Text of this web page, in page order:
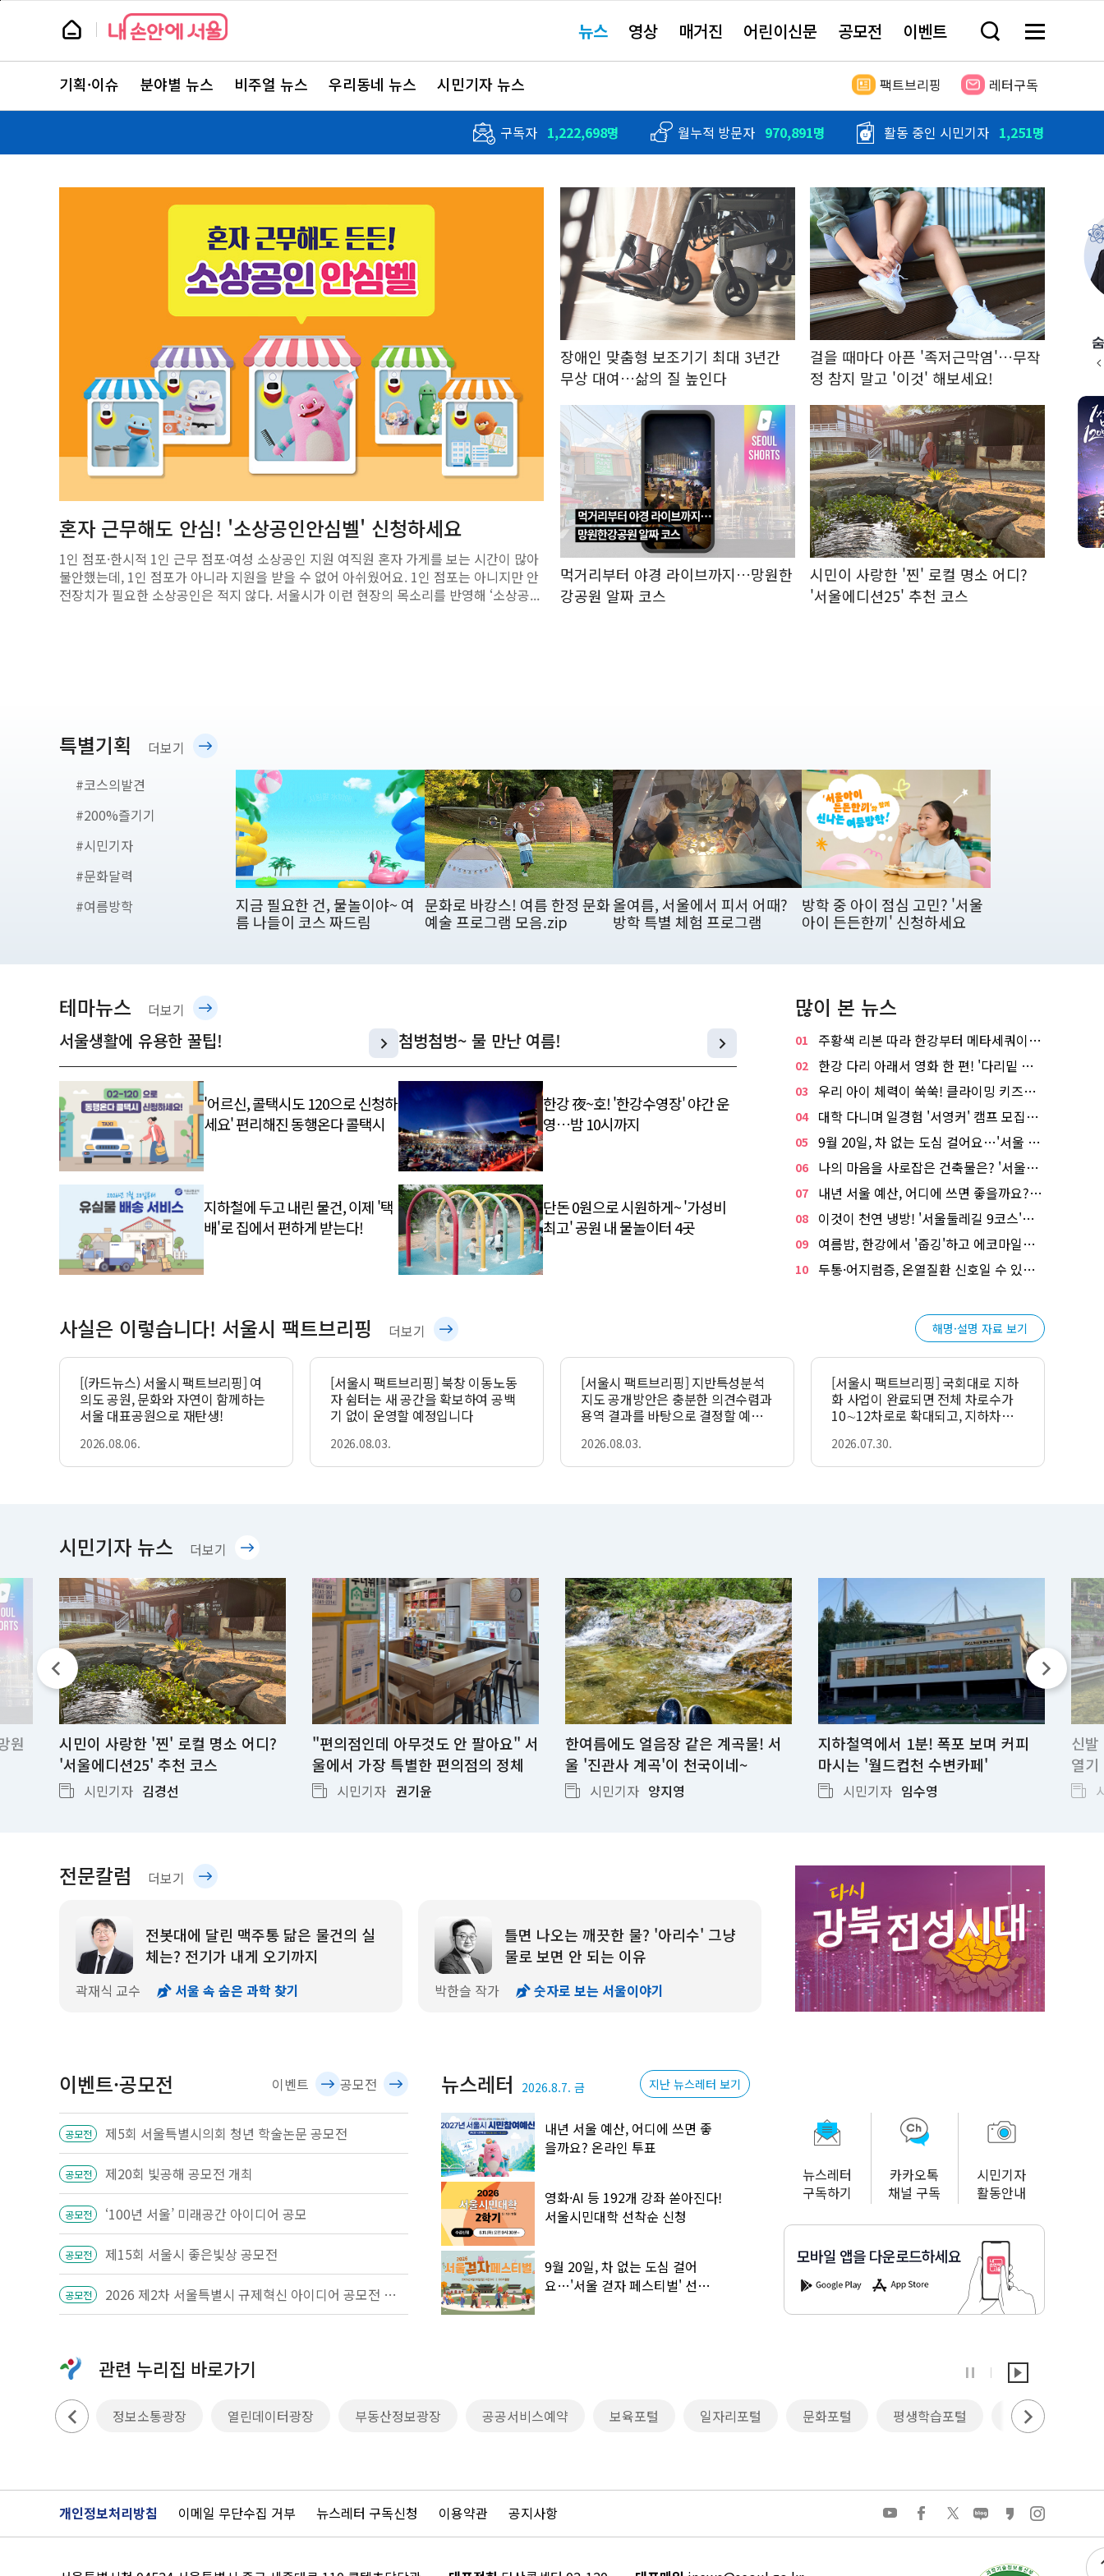
본
뉴
스 요뉴스 영상 매거진 어린이신문 공모전 이벤트 검
창
기
메
전
보
뉴
스
주
서
바
기
기획·이슈 분야별 뉴스 비주얼 뉴스 우리동네 뉴스 시민기자 뉴스 팩트브리핑 레터구독
구독자 1,222,698명 월누적 방문자 970,891명 활동 중인 시민기자 1,251명
혼자 근무해도 안심! '소상공인안심벨' 신청하세요
1인 점포·한시적 1인 근무 점포·여성 소상공인 지원 여직원 혼자 가게를 보는 시간이 많아
불안했는데, 1인 점포가 아니라 지원을 받을 수 없어 아쉬웠어요. 1인 점포는 아니지만 안
전장치가 필요한 소상공인은 적지 않다. 서울시가 이런 현장의 목소리를 반영해 ‘소상공...
장애인 맞춤형 보조기기 최대 3년간
무상 대여…삶의 질 높인다
걸을 때마다 아픈 '족저근막염'…무작
정 참지 말고 '이것' 해보세요!
먹거리부터 야경 라이브까지…망원한
강공원 알짜 코스
시민이 사랑한 '찐' 로컬 명소 어디?
'서울에디션25' 추천 코스
특별기획
특
획
더보기
#코스의발견
#200%즐기기
#시민기자
#문화달력
#여름방학
지금 필요한 건, 물놀이야~ 여
름 나들이 코스 짜드림
문화로 바캉스! 여름 한정 문화
예술 프로그램 모음.zip
올여름, 서울에서 피서 어때?
방학 특별 체험 프로그램
방학 중 아이 점심 고민? '서울
아이 든든한끼' 신청하세요
테마뉴스
테
마
스
더보기
서울생활에 유용한 꿀팁!
'어르신, 콜택시도 120으로 신청하
세요' 편리해진 동행온다 콜택시
지하철에 두고 내린 물건, 이제 '택
배'로 집에서 편하게 받는다!
첨벙첨벙~ 물 만난 여름!
한강 夜~호! '한강수영장' 야간 운
영…밤 10시까지
단돈 0원으로 시원하게~ '가성비
최고' 공원 내 물놀이터 4곳
많이 본 뉴스
01 주황색 리본 따라 한강부터 메타세쿼이아 숲길까지…서울둘레길 15코스
02 한강 다리 아래서 영화 한 편! '다리밑 영화관' 무료 상영
03 우리 아이 체력이 쑥쑥! 클라이밍 키즈카페·어린이 체력장
04 대학 다니며 일경험 '서영커' 캠프 모집…전액 무료
05 9월 20일, 차 없는 도심 걸어요…'서울 걷자 페스티벌' 선착순 5천명
06 나의 마음을 사로잡은 건축물은? '서울시 건축상' 수상작 공개!
07 내년 서울 예산, 어디에 쓰면 좋을까요? 온라인 투표
08 이것이 천연 냉방! '서울둘레길 9코스'로 숲속 피서 떠나볼까
09 여름밤, 한강에서 '줍깅'하고 에코마일리지도 줍줍!
10 두통·어지럼증, 온열질환 신호일 수 있어요! 폭염대비 건강수칙
사실은 이렇습니다! 서울시 팩트브리핑
사
실
은
이
렇
습
시
팩
트
브
리
핑
더보기 해명·설명 자료 보기
[(카드뉴스) 서울시 팩트브리핑] 여
의도 공원, 문화와 자연이 함께하는
서울 대표공원으로 재탄생!
2026.08.06.
[서울시 팩트브리핑] 북창 이동노동
자 쉼터는 새 공간을 확보하여 공백
기 없이 운영할 예정입니다
2026.08.03.
[서울시 팩트브리핑] 지반특성분석
지도 공개방안은 충분한 의견수렴과
용역 결과를 바탕으로 결정할 예정
2026.08.03.
[서울시 팩트브리핑] 국회대로 지하
화 사업이 완료되면 전체 차로수가
10∼12차로로 확대되고, 지하차도
되어 교통환경이 향상됩니다.
2026.07.30.
시민기자 뉴스
시
민
기
자
더보기
원
시민이 사랑한 '찐' 로컬 명소 어디?
'서울에디션25' 추천 코스
시민기자 김경선
"편의점인데 아무것도 안 팔아요" 서
울에서 가장 특별한 편의점의 정체
시민기자 권기윤
한여름에도 얼음장 같은 계곡물! 서
울 '진관사 계곡'이 천국이네~
시민기자 양지영
지하철역에서 1분! 폭포 보며 커피
마시는 '월드컵천 수변카페'
시민기자 임수영
신
열
전문칼럼
전
칼
럼
더보기
전봇대에 달린 맥주통 닮은 물건의 실
체는? 전기가 내게 오기까지
곽재식 교수 서울 속 숨은 과학 찾기
틀면 나오는 깨끗한 물? '아리수' 그냥
물로 보면 안 되는 이유
박한슬 작가 숫자로 보는 서울이야기
이벤트·공모전
공모전 제5회 서울특별시의회 청년 학술논문 공모전
공모전 제20회 빛공해 공모전 개최
공모전 ‘100년 서울’ 미래공간 아이디어 공모
공모전 제15회 서울시 좋은빛상 공모전
공모전 2026 제2차 서울특별시 규제혁신 아이디어 공모전 (변경공고)
이벤트 공모전 뉴스레터 2026.8.7. 금 지난 뉴스레터 보기
내년 서울 예산, 어디에 쓰면 좋
을까요? 온라인 투표
영화·AI 등 192개 강좌 쏟아진다!
서울시민대학 선착순 신청
9월 20일, 차 없는 도심 걸어
요…'서울 걷자 페스티벌' 선착순
뉴스레터
구독하기
카카오톡
채널 구독
시민기자
활동안내
모바일 앱을 다운로드하세요
G
o
y
A
p
관련 누리집 바로가기 정 재
상대로 서울 정보소통광장 열린데이터광장 부동산정보광장 공공서비스예약 보육포털 일자리포털 문화포털 평생학습포털 청년몽땅 정보통
개인정보처리방침 이메일 무단수집 거부 뉴스레터 구독신청 이용약관 공지사항 유
브
페
이
스
트
위
터
네
이
버
그
카
카
오
토
리
인
스
타
페